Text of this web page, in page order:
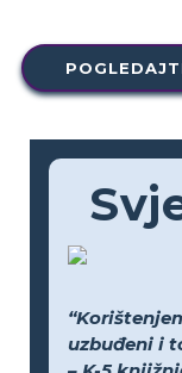
uzbuđeni i